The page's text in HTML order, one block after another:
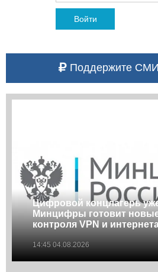
Войти
Поддержите СМИ
Цифровой концлагерь
Минцифры готовит
контроля VPN и
14:45 04.08.2026